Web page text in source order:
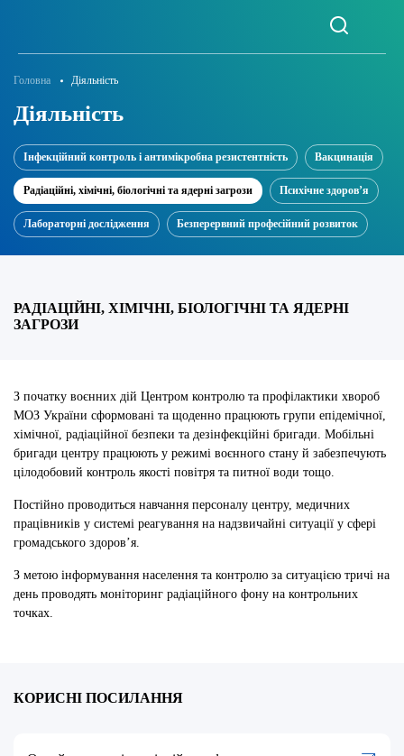
Головна Діяльність
Діяльність
Інфекційний контроль і антимікробна резистентність Вакцинація
Радіаційні, хімічні, біологічні та ядерні загрози Психічне здоров’я
Лабораторні дослідження Безперервний професійний розвиток
РАДІАЦІЙНІ, ХІМІЧНІ, БІОЛОГІЧНІ ТА ЯДЕРНІ
ЗАГРОЗИ
З початку воєнних дій Центром контролю та профілактики хвороб
МОЗ України сформовані та щоденно працюють групи епідемічної,
хімічної, радіаційної безпеки та дезінфекційні бригади. Мобільні
бригади центру працюють у режимі воєнного стану й забезпечують
цілодобовий контроль якості повітря та питної води тощо.
Постійно проводиться навчання персоналу центру, медичних
працівників у системі реагування на надзвичайні ситуації у сфері
громадського здоров’я.
З метою інформування населення та контролю за ситуацією тричі на
день проводять моніторинг радіаційного фону на контрольних
точках.
КОРИСНІ ПОСИЛАННЯ